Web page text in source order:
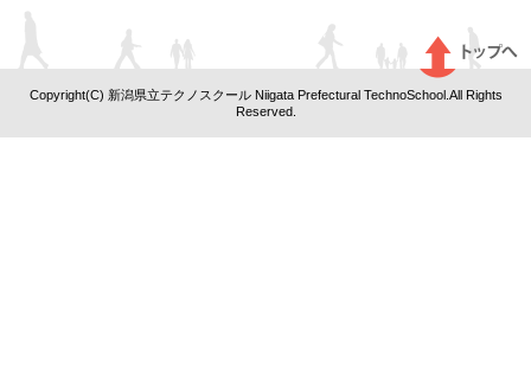
Copyright(C) 新潟県立テクノスクール Niigata Prefectural TechnoSchool.All Rights
Reserved.